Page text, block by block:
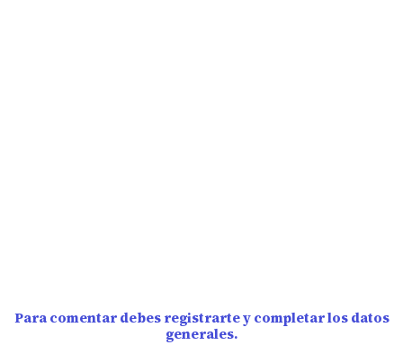
Para comentar debes registrarte y completar los datos
generales.